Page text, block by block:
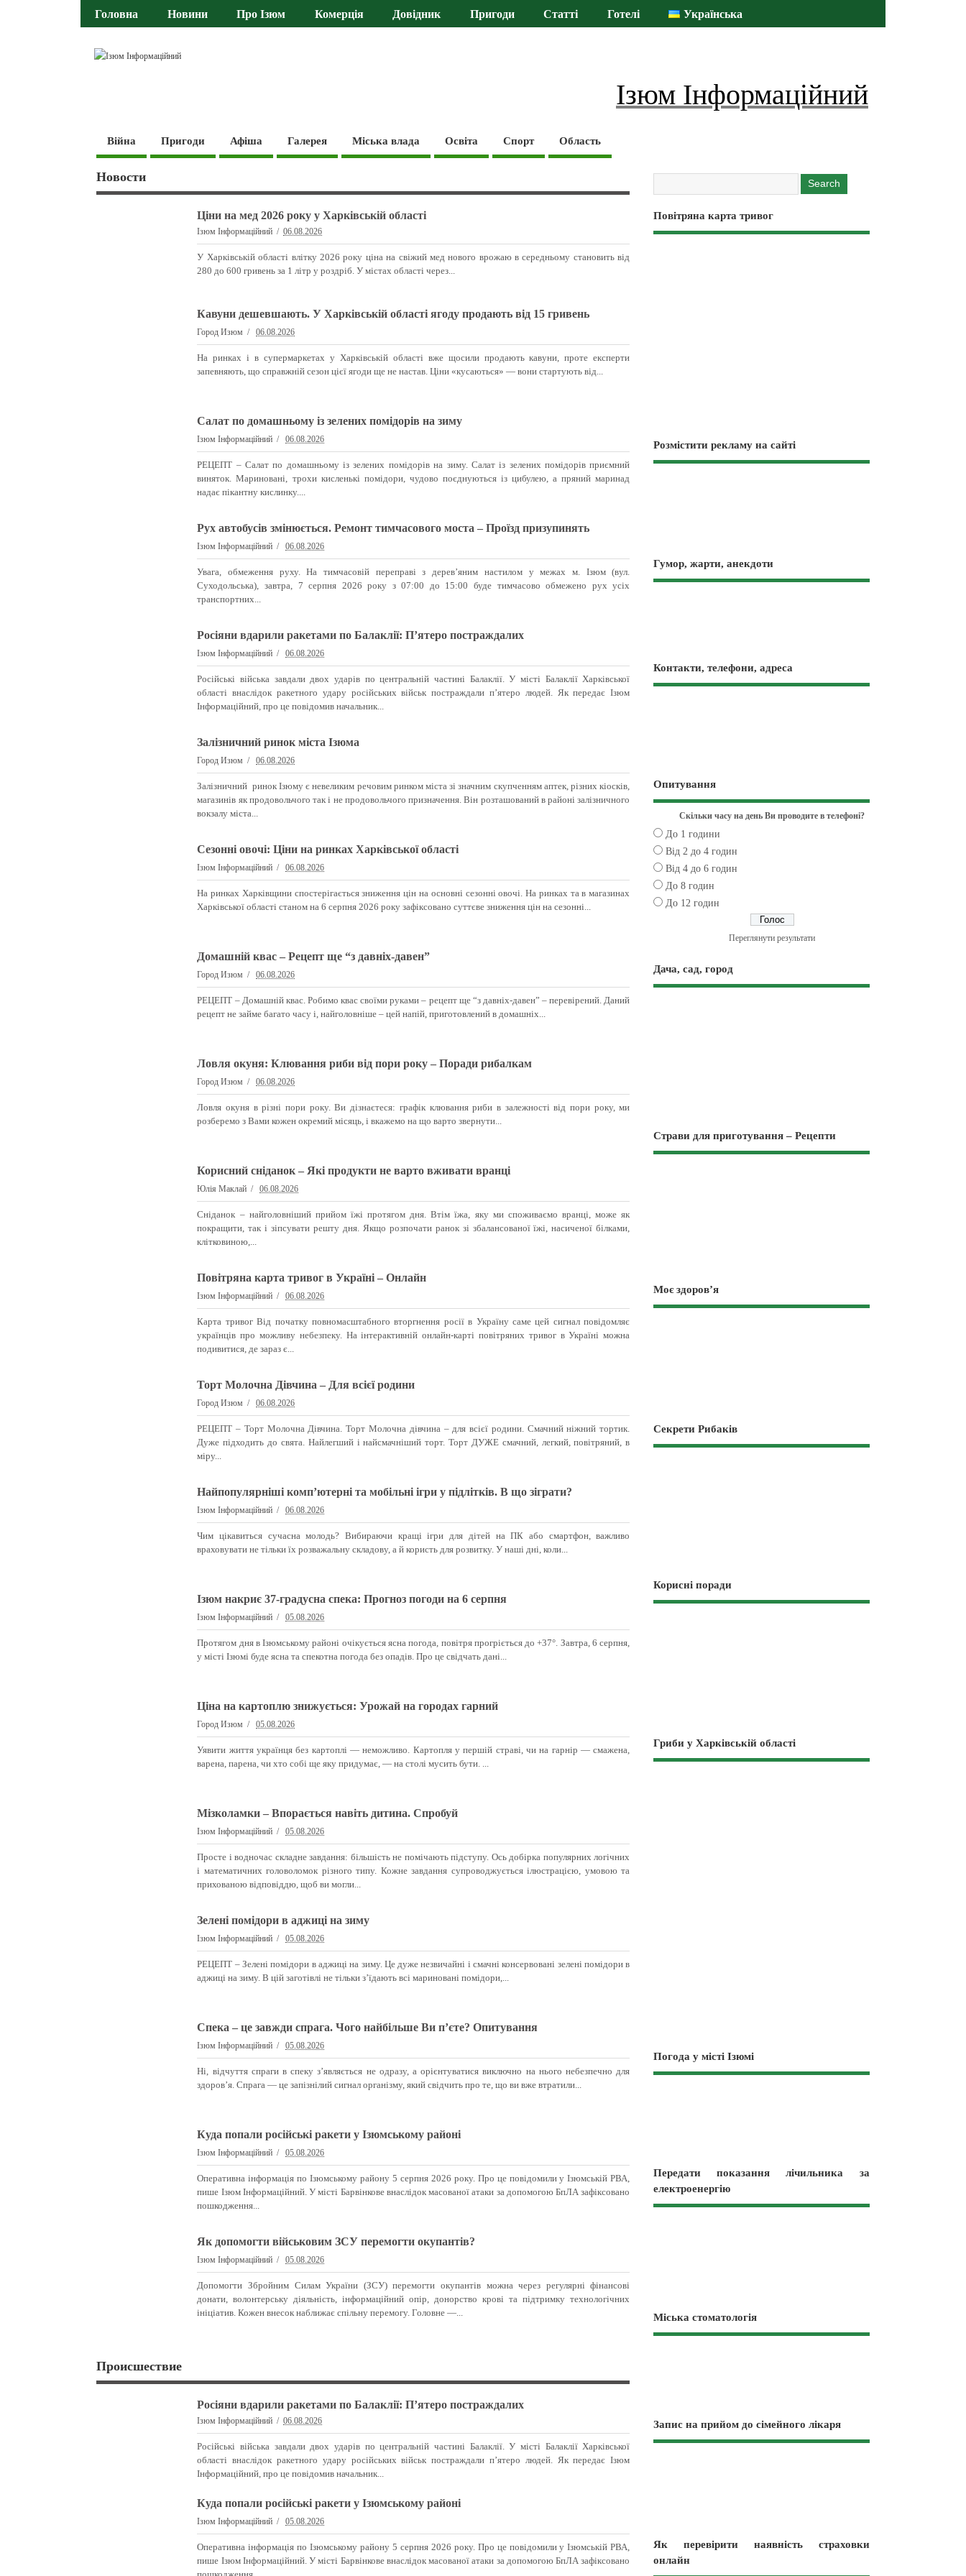
Головна Новини Про Ізюм Комерція Довідник Пригоди Статті Готелі Українська
Ізюм Інформаційний
Війна Пригоди Афіша Галерея Міська влада Освіта Спорт Область
Новости
Ціни на мед 2026 року у Харківській області
Ізюм Інформаційний 06.08.2026
У Харківській області влітку 2026 року ціна на свіжий мед нового врожаю в середньому становить від
280 до 600 гривень за 1 літр у роздріб. У містах області через...
Кавуни дешевшають. У Харківській області ягоду продають від 15 гривень
Город Изюм 06.08.2026
На ринках і в супермаркетах у Харківській області вже щосили продають кавуни, проте експерти
запевняють, що справжній сезон цієї ягоди ще не настав. Ціни «кусаються» — вони стартують від...
Салат по домашньому із зелених помідорів на зиму
Ізюм Інформаційний 06.08.2026
РЕЦЕПТ – Салат по домашньому із зелених помідорів на зиму. Салат із зелених помідорів приємний
виняток. Мариновані, трохи кисленькі помідори, чудово поєднуються із цибулею, а пряний маринад
надає пікантну кислинку....
Рух автобусів змінюється. Ремонт тимчасового моста – Проїзд призупинять
Ізюм Інформаційний 06.08.2026
Увага, обмеження руху. На тимчасовій переправі з дерев’яним настилом у межах м. Ізюм (вул.
Суходольська), завтра, 7 серпня 2026 року з 07:00 до 15:00 буде тимчасово обмежено рух усіх
транспортних...
Росіяни вдарили ракетами по Балаклії: П’ятеро постраждалих
Ізюм Інформаційний 06.08.2026
Російські війська завдали двох ударів по центральній частині Балаклії. У місті Балаклії Харківської
області внаслідок ракетного удару російських військ постраждали п’ятеро людей. Як передає Ізюм
Інформаційний, про це повідомив начальник...
Залізничний ринок міста Ізюма
Город Изюм 06.08.2026
Залізничний ринок Ізюму є невеликим речовим ринком міста зі значним скупченням аптек, різних кіосків,
магазинів як продовольчого так і не продовольчого призначення. Він розташований в районі залізничного
вокзалу міста...
Сезонні овочі: Ціни на ринках Харківської області
Ізюм Інформаційний 06.08.2026
На ринках Харківщини спостерігається зниження цін на основні сезонні овочі. На ринках та в магазинах
Харківської області станом на 6 серпня 2026 року зафіксовано суттєве зниження цін на сезонні...
Домашній квас – Рецепт ще “з давніх-давен”
Город Изюм 06.08.2026
РЕЦЕПТ – Домашній квас. Робимо квас своїми руками – рецепт ще “з давніх-давен” – перевірений. Даний
рецепт не займе багато часу і, найголовніше – цей напій, приготовлений в домашніх...
Ловля окуня: Клювання риби від пори року – Поради рибалкам
Город Изюм 06.08.2026
Ловля окуня в різні пори року. Ви дізнаєтеся: графік клювання риби в залежності від пори року, ми
розберемо з Вами кожен окремий місяць, і вкажемо на що варто звернути...
Корисний сніданок – Які продукти не варто вживати вранці
Юлія Маклай 06.08.2026
Сніданок – найголовніший прийом їжі протягом дня. Втім їжа, яку ми споживаємо вранці, може як
покращити, так і зіпсувати решту дня. Якщо розпочати ранок зі збалансованої їжі, насиченої білками,
клітковиною,...
Повітряна карта тривог в Україні – Онлайн
Ізюм Інформаційний 06.08.2026
Карта тривог Від початку повномасштабного вторгнення росії в Україну саме цей сигнал повідомляє
українців про можливу небезпеку. На інтерактивній онлайн-карті повітряних тривог в Україні можна
подивитися, де зараз є...
Торт Молочна Дівчина – Для всієї родини
Город Изюм 06.08.2026
РЕЦЕПТ – Торт Молочна Дівчина. Торт Молочна дівчина – для всієї родини. Смачний ніжний тортик.
Дуже підходить до свята. Найлегший і найсмачніший торт. Торт ДУЖЕ смачний, легкий, повітряний, в
міру...
Найпопулярніші комп’ютерні та мобільні ігри у підлітків. В що зіграти?
Ізюм Інформаційний 06.08.2026
Чим цікавиться сучасна молодь? Вибираючи кращі ігри для дітей на ПК або смартфон, важливо
враховувати не тільки їх розважальну складову, а й користь для розвитку. У наші дні, коли...
Ізюм накриє 37-градусна спека: Прогноз погоди на 6 серпня
Ізюм Інформаційний 05.08.2026
Протягом дня в Ізюмському районі очікується ясна погода, повітря прогріється до +37°. Завтра, 6 серпня,
у місті Ізюмі буде ясна та спекотна погода без опадів. Про це свідчать дані...
Ціна на картоплю знижується: Урожай на городах гарний
Город Изюм 05.08.2026
Уявити життя українця без картоплі — неможливо. Картопля у першій страві, чи на гарнір — смажена,
варена, парена, чи хто собі ще яку придумає, — на столі мусить бути. ...
Мізколамки – Впорається навіть дитина. Спробуй
Ізюм Інформаційний 05.08.2026
Просте і водночас складне завдання: більшість не помічають підступу. Ось добірка популярних логічних
і математичних головоломок різного типу. Кожне завдання супроводжується ілюстрацією, умовою та
прихованою відповіддю, щоб ви могли...
Зелені помідори в аджиці на зиму
Ізюм Інформаційний 05.08.2026
РЕЦЕПТ – Зелені помідори в аджиці на зиму. Це дуже незвичайні і смачні консервовані зелені помідори в
аджиці на зиму. В цій заготівлі не тільки з’їдають всі мариновані помідори,...
Спека – це завжди спрага. Чого найбільше Ви п’єте? Опитування
Ізюм Інформаційний 05.08.2026
Ні, відчуття спраги в спеку з’являється не одразу, а орієнтуватися виключно на нього небезпечно для
здоров’я. Спрага — це запізнілий сигнал організму, який свідчить про те, що ви вже втратили...
Куда попали російські ракети у Ізюмському районі
Ізюм Інформаційний 05.08.2026
Оперативна інформація по Ізюмському району 5 серпня 2026 року. Про це повідомили у Ізюмській РВА,
пише Ізюм Інформаційний. У місті Барвінкове внаслідок масованої атаки за допомогою БпЛА зафіксовано
пошкодження...
Як допомогти військовим ЗСУ перемогти окупантів?
Ізюм Інформаційний 05.08.2026
Допомогти Збройним Силам України (ЗСУ) перемогти окупантів можна через регулярні фінансові
донати, волонтерську діяльність, інформаційний опір, донорство крові та підтримку технологічних
ініціатив. Кожен внесок наближає спільну перемогу. Головне —...
Происшествие
Росіяни вдарили ракетами по Балаклії: П’ятеро постраждалих
Ізюм Інформаційний 06.08.2026
Російські війська завдали двох ударів по центральній частині Балаклії. У місті Балаклії Харківської
області внаслідок ракетного удару російських військ постраждали п’ятеро людей. Як передає Ізюм
Інформаційний, про це повідомив начальник...
Куда попали російські ракети у Ізюмському районі
Ізюм Інформаційний 05.08.2026
Оперативна інформація по Ізюмському району 5 серпня 2026 року. Про це повідомили у Ізюмській РВА,
пише Ізюм Інформаційний. У місті Барвінкове внаслідок масованої атаки за допомогою БпЛА зафіксовано
Повітряна карта тривог
Розмістити рекламу на сайті
Гумор, жарти, анекдоти
Контакти, телефони, адреса
Опитування
Скільки часу на день Ви проводите в телефоні?
До 1 години
Від 2 до 4 годин
Від 4 до 6 годин
До 8 годин
До 12 годин
Переглянути результати
Дача, сад, город
Страви для приготування – Рецепти
Моє здоров’я
Секрети Рибаків
Корисні поради
Гриби у Харківській області
Погода у місті Ізюмі
Передати показання лічильника за
електроенергію
Міська стоматологія
Запис на прийом до сімейного лікаря
Як перевірити наявність страховки
онлайн